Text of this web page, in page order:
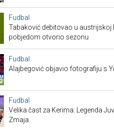
Fudbal
Tabaković debitovao u austrijskoj
pobjedom otvorio sezonu
Fudbal
Alajbegović objavio fotografiju s
Fudbal
Velika čast za Kerima: Legenda
Zmaja